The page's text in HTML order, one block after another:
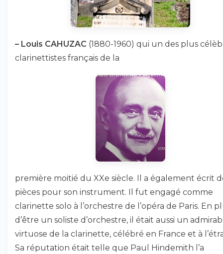
– Louis CAHUZAC (1880-1960) qui un des plus
clarinettistes français de la
première moitié du XXe siècle. Il a également écrit
pièces pour son instrument. Il fut engagé comme
clarinette solo à l’orchestre de l’opéra de Paris. En
d’être un soliste d’orchestre, il était aussi un
virtuose de la clarinette, célébré en France et à
Sa réputation était telle que Paul Hindemith l’a